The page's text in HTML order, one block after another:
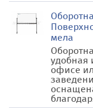
мела
удобная
офисе